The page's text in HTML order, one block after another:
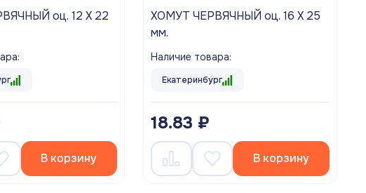
В корзину
ХОМУТ ЧЕРВЯЧНЫЙ оц. 16 Х 25
мм.
Наличие товара:
Екатеринбург
18.83 ₽
В корзину